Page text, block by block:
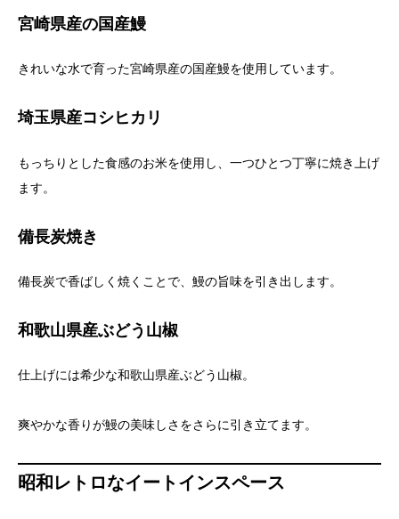
宮崎県産の国産鰻
きれいな水で育った宮崎県産の国産鰻を使用しています。
埼玉県産コシヒカリ
もっちりとした食感のお米を使用し、一つひとつ丁寧に焼き上げ
ます。
備長炭焼き
備長炭で香ばしく焼くことで、鰻の旨味を引き出します。
和歌山県産ぶどう山椒
仕上げには希少な和歌山県産ぶどう山椒。
爽やかな香りが鰻の美味しさをさらに引き立てます。
昭和レトロなイートインスペース